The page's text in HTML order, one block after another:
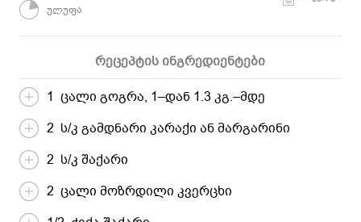
ულუფა
რეცეპტის ინგრედიენტები
1 ცალი გოგრა, 1–დან 1.3 კგ.–მდე
2 ს/კ გამდნარი კარაქი ან მარგარინი
2 ს/კ შაქარი
2 ცალი მოზრდილი კვერცხი